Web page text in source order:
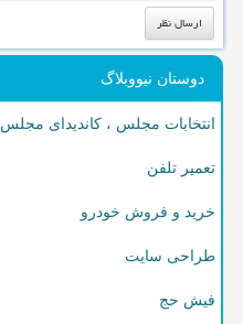
دوستان نیووبلاگ
انتخابات مجلس ، کاندیدای مجلس
تعمیر تلفن
خرید و فروش خودرو
طراحی سایت
فیش حج